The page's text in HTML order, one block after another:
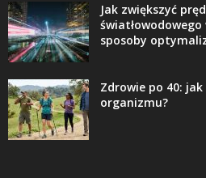
Jak zwiększyć
sposoby
Zdrowie po 40:
organizmu?